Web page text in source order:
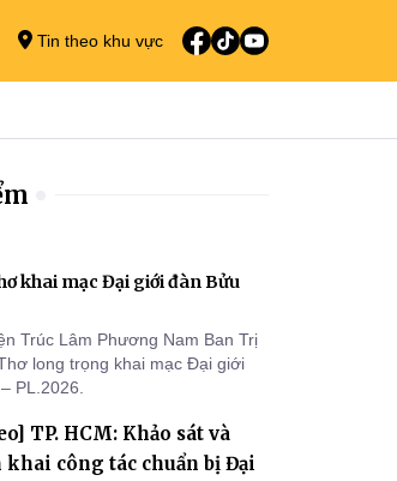
Tin theo khu vực
khai mạc Đại giới đàn Bửu
Trúc Lâm Phương Nam Ban Trị
long trọng khai mạc Đại giới
PL.2026.
TP. HCM: Khảo sát và
công tác chuẩn bị Đại